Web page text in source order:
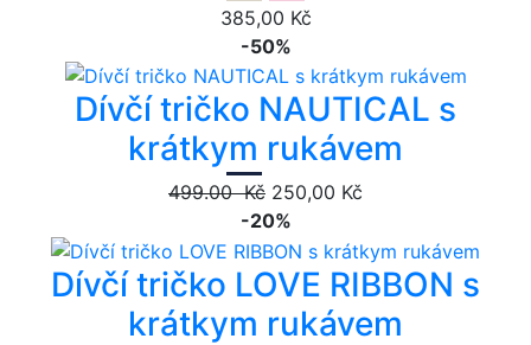
385,00 Kč
-50%
Dívčí tričko NAUTICAL s
krátkym rukávem
499.00 Kč 250,00 Kč
-20%
Dívčí tričko LOVE RIBBON s
krátkym rukávem